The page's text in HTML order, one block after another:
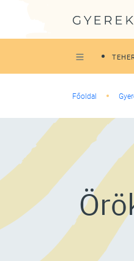
Főoldal